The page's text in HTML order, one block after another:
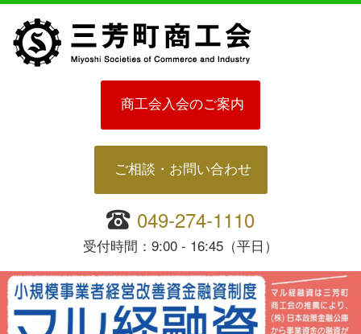
商工会入会のご案内
ご相談・お問い合わせ
049-274-1110
受付時間：9:00 - 16:45（平日）